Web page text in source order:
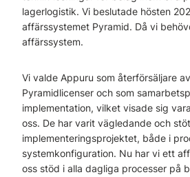
lagerlogistik. Vi beslutade hösten
affärssystemet Pyramid. Då vi
affärssystem.
Vi valde Appuru som återförsäljare
Pyramidlicenser och som
implementation, vilket visade sig
oss. De har varit vägledande och
implementeringsprojektet, både i
systemkonfiguration. Nu har vi ett
oss stöd i alla dagliga processer på